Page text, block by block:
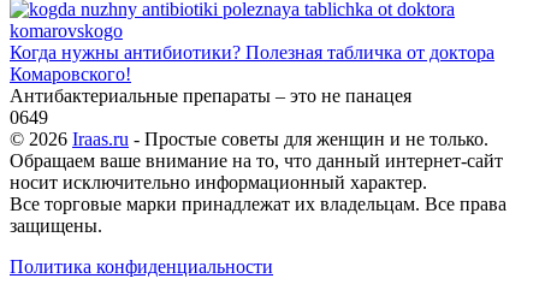
Когда нужны антибиотики? Полезная табличка от доктора
Комаровского!
Антибактериальные препараты – это не панацея
0649
© 2026 Iraas.ru - Простые советы для женщин и не только.
Обращаем ваше внимание на то, что данный интернет-сайт
носит исключительно информационный характер.
Все торговые марки принадлежат их владельцам. Все права
защищены.
Политика конфиденциальности